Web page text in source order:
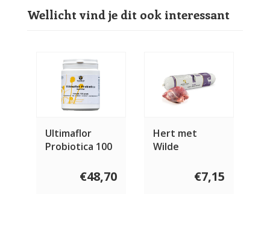
Wellicht vind je dit ook interessant
Ultimaflor
Probiotica 100
€48,70
Hert met
Wilde
& Wilde Bessen
2 x 400 gram
€7,15